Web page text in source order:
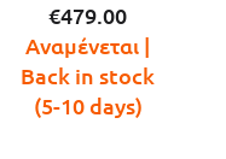
was:
€499.00.
€479.00
τρέχουσα
τιμή
είναι:
Αναμένεται |
Back in stock
(5-10 days)